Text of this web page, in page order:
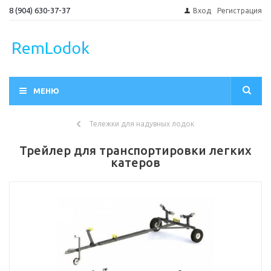
8 (904) 630-37-37 Вход Регистрация
МЕНЮ
Тележки для надувных лодок
Трейлер для транспортировки легких
катеров